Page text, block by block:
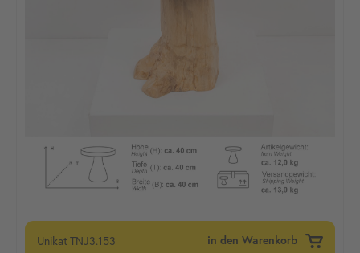
UnikatTNJ3.153 in den Warenkorb